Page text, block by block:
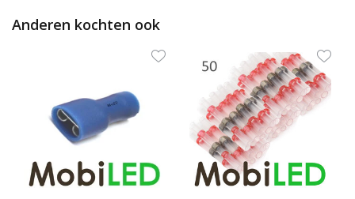
Anderen kochten ook